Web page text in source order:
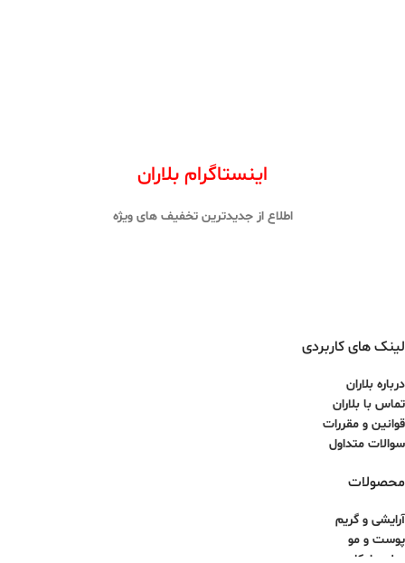
اینستاگرام بلاران
اطلاع از جدیدترین تخفیف های ویژه
لینک های کاربردی
درباره بلاران
تماس با بلاران
قوانین و مقررات
سوالات متداول
محصولات
آرایشی و گریم
پوست و مو
عطر و ادکلن